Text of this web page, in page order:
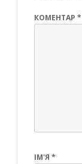
КОМЕНТАР *
ІМ'Я *